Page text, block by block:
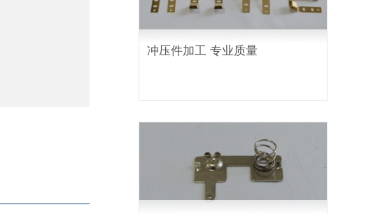
冲压件加工 专业质量